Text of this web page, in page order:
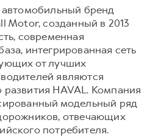
бренд
Motor, созданный в 2013
современная
интегрированная сеть
от лучших
являются
HAVAL. Компания
модельный ряд
отвечающих
потребителя.